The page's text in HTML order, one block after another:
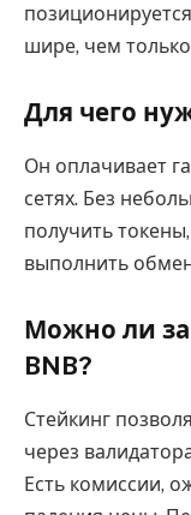
шире, чем
Для чего
Он оплачивает
сетях. Без
получить
выполнить
Можно ли
BNB?
Стейкинг
через
Есть комиссии,